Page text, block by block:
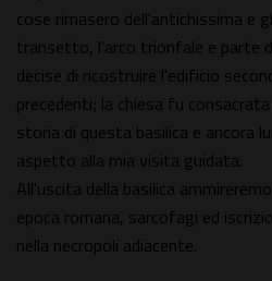
cose rimasero dell'antichissima e
transetto, l'arco trionfale e parte
decise di ricostruire l'edificio
precedenti; la chiesa fu
storia di questa basilica e ancora
aspetto alla mia visita guidata.
All'uscita della basilica
epoca romana, sarcofagi ed
nella necropoli adiacente.